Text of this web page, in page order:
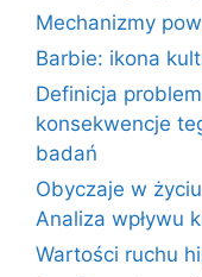
Mechanizmy
Barbie: ikona
Definicja
konsekwencje
badań
Obyczaje w
Analiza wpływu
Wartości ruchu